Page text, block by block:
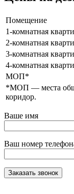
Помещение
1-комнатная
2-комнатная
3-комнатная
4-комнатная
МОП*
*МОП — места
коридор.
Ваше имя
Ваш номер